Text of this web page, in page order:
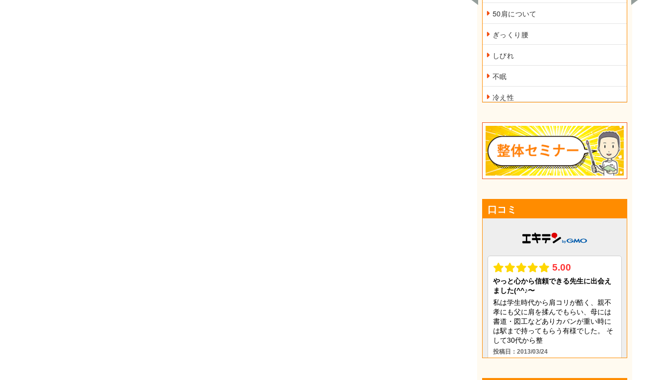
50肩について
ぎっくり腰
しびれ
不眠
冷え性
小顔矯正
更年期
猫背
目の疲れ
肩こり
膝痛
自律神経
アレルギー
鍼治療
頭痛
口コミ